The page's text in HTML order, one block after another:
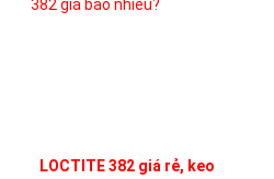
LOCTITE 382 giá rẻ, keo